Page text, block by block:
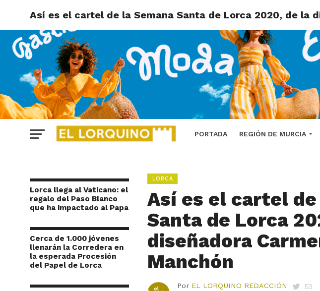
PORTADA REGIÓN DE MURCIA
Así es el cartel de la Semana Santa de Lorca 2020, de la
Lorca llega al Vaticano: el
regalo del Paso Blanco
que ha impactado al Papa
Cerca de 1.000 jóvenes
llenarán la Corredera en
la esperada Procesión
del Papel de Lorca
LORCA
Así es el cartel de
Santa de Lorca
diseñadora
Manchón
Por EL LORQUINO REDACCIÓN